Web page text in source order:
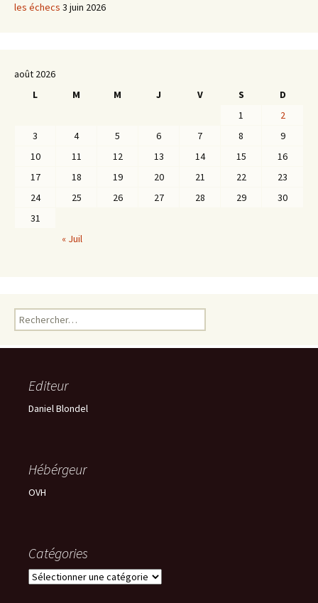
les échecs 3 juin 2026
août 2026
L
M M J V S
D
1
2
3
4 5 6 7 8
9
10
11 12 13 14 15
16
17
18 19 20 21 22
23
24
25 26 27 28 29
30
31
« Juil
Rechercher :
Editeur
Daniel Blondel
Hébérgeur
OVH
Catégories
Catégories